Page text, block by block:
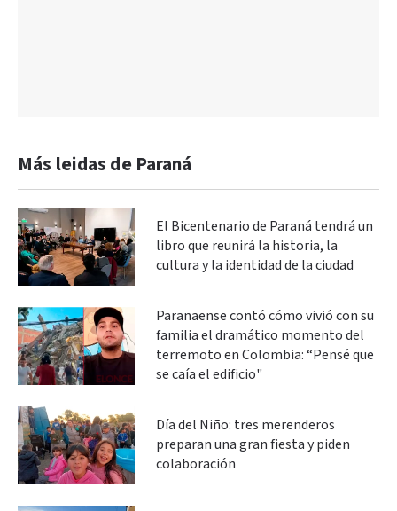
Más leidas de Paraná
El Bicentenario de Paraná tendrá un
libro que reunirá la historia, la
cultura y la identidad de la ciudad
Paranaense contó cómo vivió con su
familia el dramático momento del
terremoto en Colombia: “Pensé que
se caía el edificio"
Día del Niño: tres merenderos
preparan una gran fiesta y piden
colaboración